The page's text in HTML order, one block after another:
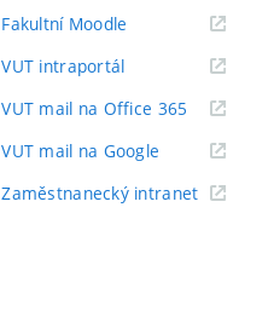
Fakultní Moodle
VUT intraportál(externí
VUT mail na Office 365 (externí
odkaz)
VUT mail na Google (externí
Zaměstnanecký intranet(externí